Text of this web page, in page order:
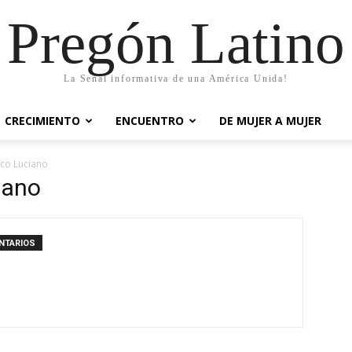
Pregón Latino
La Señal informativa de una América Unida!
CRECIMIENTO ENCUENTRO DE MUJER A MUJER
Luciano